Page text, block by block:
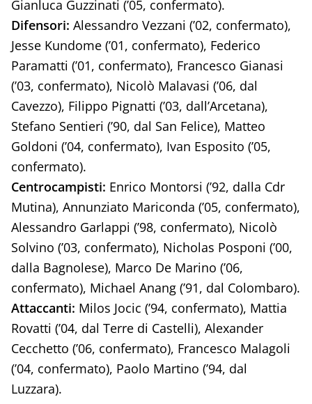
Gianluca Guzzinati (’05, confermato).
Difensori: Alessandro Vezzani (’02, confermato),
Jesse Kundome (’01, confermato), Federico
Paramatti (’01, confermato), Francesco Gianasi
(’03, confermato), Nicolò Malavasi (’06, dal
Cavezzo), Filippo Pignatti (’03, dall’Arcetana),
Stefano Sentieri (’90, dal San Felice), Matteo
Goldoni (’04, confermato), Ivan Esposito (’05,
confermato).
Centrocampisti: Enrico Montorsi (’92, dalla Cdr
Mutina), Annunziato Mariconda (’05, confermato),
Alessandro Garlappi (’98, confermato), Nicolò
Solvino (’03, confermato), Nicholas Posponi (’00,
dalla Bagnolese), Marco De Marino (’06,
confermato), Michael Anang (’91, dal Colombaro).
Attaccanti: Milos Jocic (’94, confermato), Mattia
Rovatti (’04, dal Terre di Castelli), Alexander
Cecchetto (’06, confermato), Francesco Malagoli
(’04, confermato), Paolo Martino (’94, dal
Luzzara).